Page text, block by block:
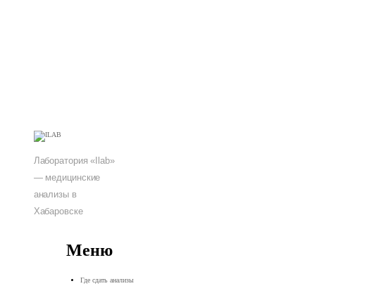
Лаборатория «Ilab»
— медицинские
анализы в
Хабаровске
Меню
Где сдать анализы